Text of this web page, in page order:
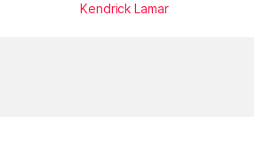
Kendrick Lamar